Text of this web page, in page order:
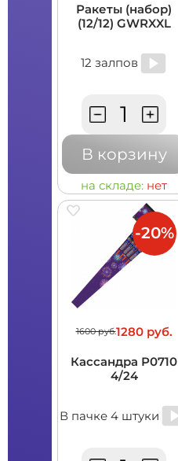
Ракеты (набор)
(12/12) GWRXXL
12 залпов
В корзину
на складе: нет
1600 руб.1280 руб.
Кассандра Р0710
4/24
В пачке 4 штуки
-20%